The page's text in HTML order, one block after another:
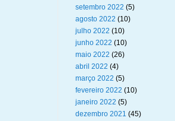
setembro 2022 (5)
agosto 2022 (10)
julho 2022 (10)
junho 2022 (10)
maio 2022 (26)
abril 2022 (4)
março 2022 (5)
fevereiro 2022 (10)
janeiro 2022 (5)
dezembro 2021 (45)